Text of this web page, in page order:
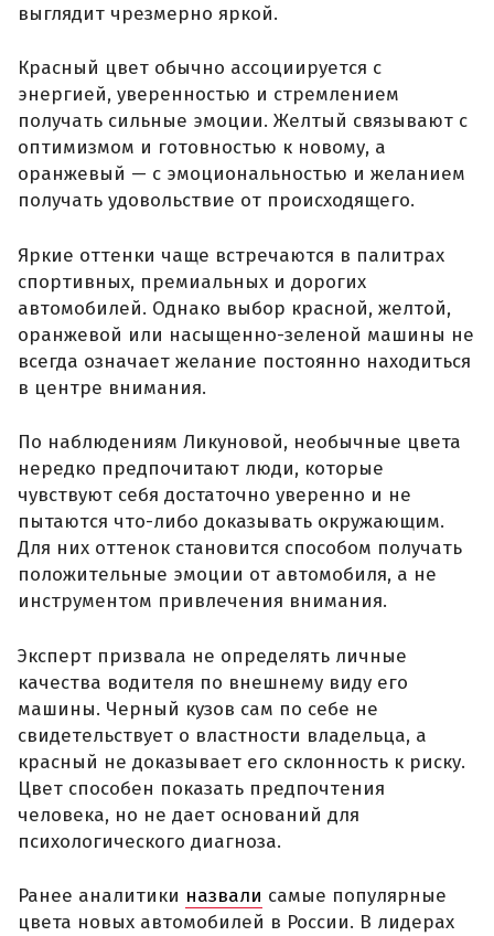
выглядит чрезмерно яркой.
Красный цвет обычно ассоциируется с
энергией, уверенностью и стремлением
получать сильные эмоции. Желтый связывают с
оптимизмом и готовностью к новому, а
оранжевый — с эмоциональностью и желанием
получать удовольствие от происходящего.
Яркие оттенки чаще встречаются в палитрах
спортивных, премиальных и дорогих
автомобилей. Однако выбор красной, желтой,
оранжевой или насыщенно-зеленой машины не
всегда означает желание постоянно находиться
в центре внимания.
По наблюдениям Ликуновой, необычные цвета
нередко предпочитают люди, которые
чувствуют себя достаточно уверенно и не
пытаются что-либо доказывать окружающим.
Для них оттенок становится способом получать
положительные эмоции от автомобиля, а не
инструментом привлечения внимания.
Эксперт призвала не определять личные
качества водителя по внешнему виду его
машины. Черный кузов сам по себе не
свидетельствует о властности владельца, а
красный не доказывает его склонность к риску.
Цвет способен показать предпочтения
человека, но не дает оснований для
психологического диагноза.
Ранее аналитики назвали самые популярные
цвета новых автомобилей в России. В лидерах